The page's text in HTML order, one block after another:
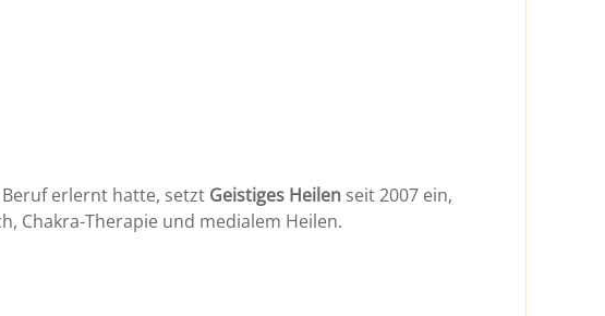
erlernt hatte, setzt Geistiges Heilen seit 2007 ein,
Chakra-Therapie und medialem Heilen.